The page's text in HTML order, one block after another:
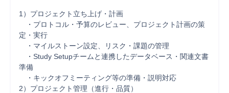
1）プロジェクト立ち上げ・計画
・プロトコル・予算のレビュー、プロジェクト計画の策
定・実行
・マイルストーン設定、リスク・課題の管理
・Study Setupチームと連携したデータベース・関連文書
準備
・キックオフミーティング等の準備・説明対応
2）プロジェクト管理（進行・品質）